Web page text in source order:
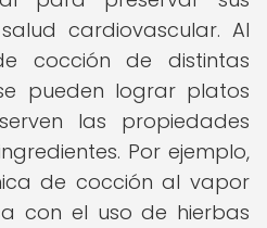
cardiovascular. Al
cocción de distintas
pueden lograr platos
las propiedades
Por ejemplo,
de cocción al vapor
con el uso de hierbas